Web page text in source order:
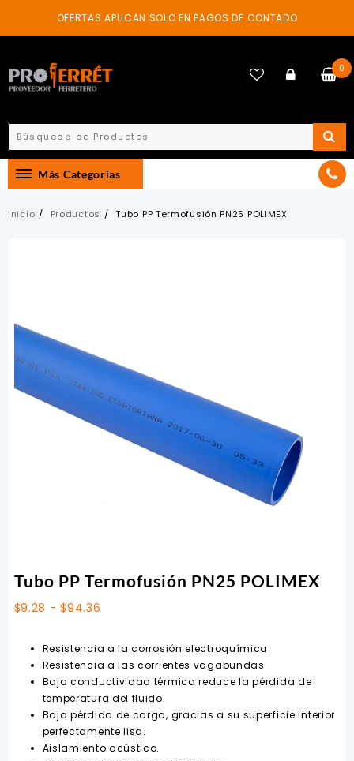
content
OFERTAS APLICAN SOLO EN PAGOS DE CONTADO
0
Más Categorías
Inicio Productos Tubo PP Termofusión PN25 POLIMEX
Tubo PP Termofusión PN25 POLIMEX
$9.28 - $94.36
desde
$9.28
hasta
$94.36
Resistencia a la corrosión electroquímica
Resistencia a las corrientes vagabundas
Baja conductividad térmica reduce la pérdida de
temperatura del fluido.
Baja pérdida de carga, gracias a su superficie interior
perfectamente lisa.
Aislamiento acústico.